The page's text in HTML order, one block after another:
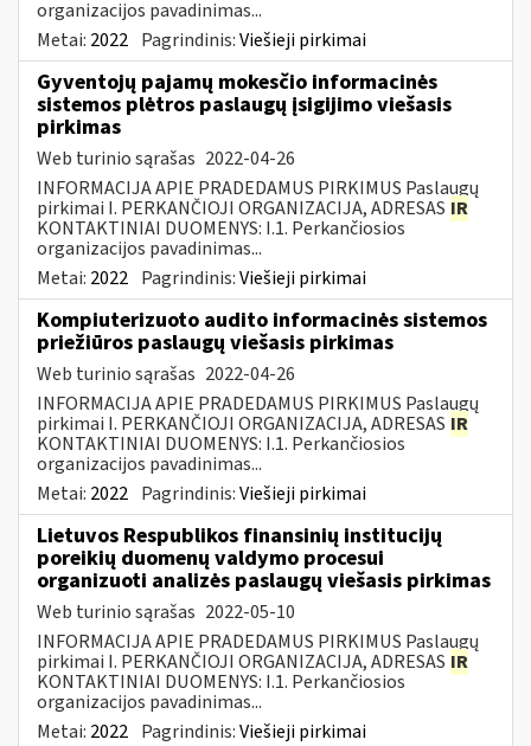
organizacijos pavadinimas...
Metai: 2022 Pagrindinis:Viešieji pirkimai
Gyventojų pajamų mokesčio informacinės
sistemos plėtros paslaugų įsigijimo viešasis
pirkimas
Web turinio sąrašas 2022-04-26
INFORMACIJA APIE PRADEDAMUS PIRKIMUS Paslaugų
pirkimai I. PERKANČIOJI ORGANIZACIJA, ADRESAS IR
KONTAKTINIAI DUOMENYS: I.1. Perkančiosios
organizacijos pavadinimas...
Metai: 2022 Pagrindinis:Viešieji pirkimai
Kompiuterizuoto audito informacinės sistemos
priežiūros paslaugų viešasis pirkimas
Web turinio sąrašas 2022-04-26
INFORMACIJA APIE PRADEDAMUS PIRKIMUS Paslaugų
pirkimai I. PERKANČIOJI ORGANIZACIJA, ADRESAS IR
KONTAKTINIAI DUOMENYS: I.1. Perkančiosios
organizacijos pavadinimas...
Metai: 2022 Pagrindinis:Viešieji pirkimai
Lietuvos Respublikos finansinių institucijų
poreikių duomenų valdymo procesui
organizuoti analizės paslaugų viešasis pirkimas
Web turinio sąrašas 2022-05-10
INFORMACIJA APIE PRADEDAMUS PIRKIMUS Paslaugų
pirkimai I. PERKANČIOJI ORGANIZACIJA, ADRESAS IR
KONTAKTINIAI DUOMENYS: I.1. Perkančiosios
organizacijos pavadinimas...
Metai: 2022 Pagrindinis:Viešieji pirkimai